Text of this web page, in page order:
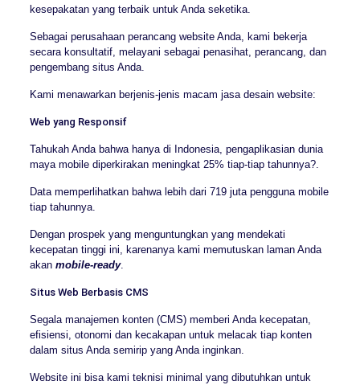
kesepakatan yang terbaik untuk Anda seketika.
Sebagai perusahaan perancang website Anda, kami bekerja
secara konsultatif, melayani sebagai penasihat, perancang, dan
pengembang situs Anda.
Kami menawarkan berjenis-jenis macam jasa desain website:
Web yang Responsif
Tahukah Anda bahwa hanya di Indonesia, pengaplikasian dunia
maya mobile diperkirakan meningkat 25% tiap-tiap tahunnya?.
Data memperlihatkan bahwa lebih dari 719 juta pengguna mobile
tiap tahunnya.
Dengan prospek yang menguntungkan yang mendekati
kecepatan tinggi ini, karenanya kami memutuskan laman Anda
akan mobile-ready.
Situs Web Berbasis CMS
Segala manajemen konten (CMS) memberi Anda kecepatan,
efisiensi, otonomi dan kecakapan untuk melacak tiap konten
dalam situs Anda semirip yang Anda inginkan.
Website ini bisa kami teknisi minimal yang dibutuhkan untuk